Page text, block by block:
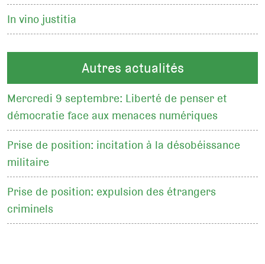
In vino justitia
Autres actualités
Mercredi 9 septembre: Liberté de penser et
démocratie face aux menaces numériques
Prise de position: incitation à la désobéissance
militaire
Prise de position: expulsion des étrangers
criminels